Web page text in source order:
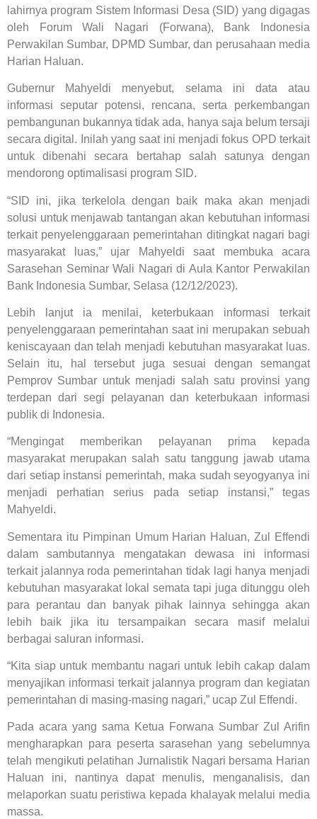
lahirnya program Sistem Informasi Desa (SID) yang digagas
oleh Forum Wali Nagari (Forwana), Bank Indonesia
Perwakilan Sumbar, DPMD Sumbar, dan perusahaan media
Harian Haluan.
Gubernur Mahyeldi menyebut, selama ini data atau
informasi seputar potensi, rencana, serta perkembangan
pembangunan bukannya tidak ada, hanya saja belum tersaji
secara digital. Inilah yang saat ini menjadi fokus OPD terkait
untuk dibenahi secara bertahap salah satunya dengan
mendorong optimalisasi program SID.
“SID ini, jika terkelola dengan baik maka akan menjadi
solusi untuk menjawab tantangan akan kebutuhan informasi
terkait penyelenggaraan pemerintahan ditingkat nagari bagi
masyarakat luas,” ujar Mahyeldi saat membuka acara
Sarasehan Seminar Wali Nagari di Aula Kantor Perwakilan
Bank Indonesia Sumbar, Selasa (12/12/2023).
Lebih lanjut ia menilai, keterbukaan informasi terkait
penyelenggaraan pemerintahan saat ini merupakan sebuah
keniscayaan dan telah menjadi kebutuhan masyarakat luas.
Selain itu, hal tersebut juga sesuai dengan semangat
Pemprov Sumbar untuk menjadi salah satu provinsi yang
terdepan dari segi pelayanan dan keterbukaan informasi
publik di Indonesia.
“Mengingat memberikan pelayanan prima kepada
masyarakat merupakan salah satu tanggung jawab utama
dari setiap instansi pemerintah, maka sudah seyogyanya ini
menjadi perhatian serius pada setiap instansi,” tegas
Mahyeldi.
Sementara itu Pimpinan Umum Harian Haluan, Zul Effendi
dalam sambutannya mengatakan dewasa ini informasi
terkait jalannya roda pemerintahan tidak lagi hanya menjadi
kebutuhan masyarakat lokal semata tapi juga ditunggu oleh
para perantau dan banyak pihak lainnya sehingga akan
lebih baik jika itu tersampaikan secara masif melalui
berbagai saluran informasi.
“Kita siap untuk membantu nagari untuk lebih cakap dalam
menyajikan informasi terkait jalannya program dan kegiatan
pemerintahan di masing-masing nagari,” ucap Zul Effendi.
Pada acara yang sama Ketua Forwana Sumbar Zul Arifin
mengharapkan para peserta sarasehan yang sebelumnya
telah mengikuti pelatihan Jurnalistik Nagari bersama Harian
Haluan ini, nantinya dapat menulis, menganalisis, dan
melaporkan suatu peristiwa kepada khalayak melalui media
massa.